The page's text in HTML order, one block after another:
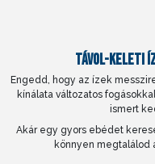
TÁVOL-KELETI
Engedd, hogy az ízek
kínálata változatos
ismert
Akár egy gyors ebédet
könnyen megtalálod